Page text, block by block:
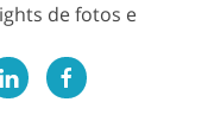
de fotos e